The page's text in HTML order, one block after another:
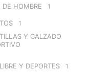
DE HOMBRE 1
1
Y CALZADO
Y DEPORTES 1